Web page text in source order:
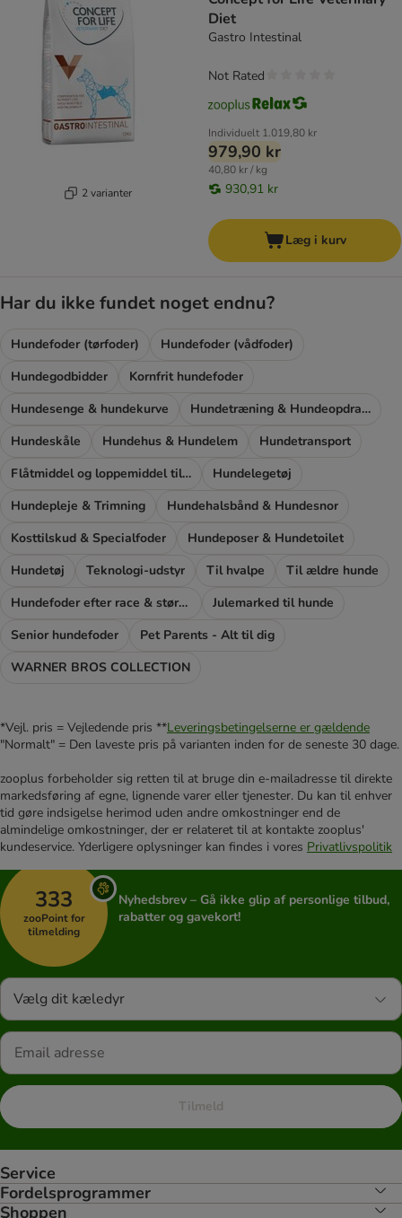
2 varianter
Diet
Gastro Intestinal
Individuelt 1.019,80 kr
979,90 kr
40,80 kr / kg
930,91 kr
Not Rated
Læg i kurv
Har du ikke fundet noget endnu?
Hundefoder (tørfoder)
Hundefoder (vådfoder)
Hundegodbidder
Kornfrit hundefoder
Hundesenge & hundekurve
Hundetræning & Hundeopdragelse
Hundeskåle
Hundehus & Hundelem
Hundetransport
Flåtmiddel og loppemiddel til hunde
Hundelegetøj
Hundepleje & Trimning
Hundehalsbånd & Hundesnor
Kosttilskud & Specialfoder
Hundeposer & Hundetoilet
Hundetøj
Teknologi-udstyr Til hvalpe
Til ældre hunde
Hundefoder efter race & størrelse
Julemarked til hunde
Senior hundefoder
Pet Parents - Alt til dig
WARNER BROS COLLECTION
*Vejl. pris = Vejledende pris **Leveringsbetingelserne er gældende
"Normalt" = Den laveste pris på varianten inden for de seneste 30 dage.
zooplus forbeholder sig retten til at bruge din e-mailadresse til direkte
markedsføring af egne, lignende varer eller tjenester. Du kan til enhver
tid gøre indsigelse herimod uden andre omkostninger end de
almindelige omkostninger, der er relateret til at kontakte zooplus'
kundeservice. Yderligere oplysninger kan findes i vores Privatlivspolitik
333
zooPoint for
tilmelding
Nyhedsbrev – Gå ikke glip af personlige tilbud,
rabatter og gavekort!
Vælg dit kæledyr
Tilmeld
Service
Fordelsprogrammer
Shoppen